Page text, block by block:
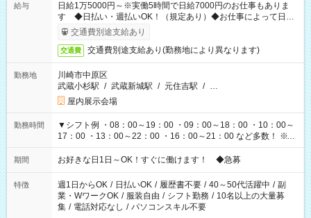
給与
日給1万5000円～※実働5時間で日給7000円のお仕事もありま
す ◆日払い・週払いOK！（規定あり）◆お仕事によって日給
も異なります
交通費別途支給あり
交通費 交通費別途支給あり(勤務地により異なります)
勤務地
川崎市中原区
武蔵小杉駅 / 武蔵新城駅 / 元住吉駅 / …
屋内展示会場
勤務時間
▼シフト例 ・08：00～19：00 ・09：00～18：00 ・10：00～
17：00 ・13：00～22：00 ・16：00～21：00 など多数！ ※お
仕事により勤務時間が異なります
期間 お好きな日1日～OK！すぐに働けます！ ◆急募
特徴 週1日からOK / 日払いOK / 履歴書不要 / 40～50代活躍中 / 副
業・WワークOK / 服装自由 / シフト勤務 / 10名以上の大量募
集 / 電話対応なし / パソコンスキル不要